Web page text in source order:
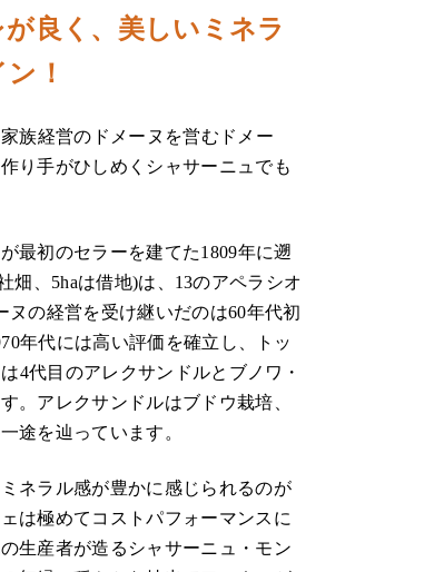
良く、美しいミネラ
！
族経営のドメーヌを営むドメー
り手がひしめくシャサーニュでも
最初のセラーを建てた1809年に遡
畑、5haは借地)は、13のアペラシオ
の経営を受け継いだのは60年代初
年代には高い評価を確立し、トッ
4代目のアレクサンドルとブノワ・
。アレクサンドルはブドウ栽培、
途を辿っています。
ネラル感が豊かに感じられるのが
は極めてコストパフォーマンスに
生産者が造るシャサーニュ・モン